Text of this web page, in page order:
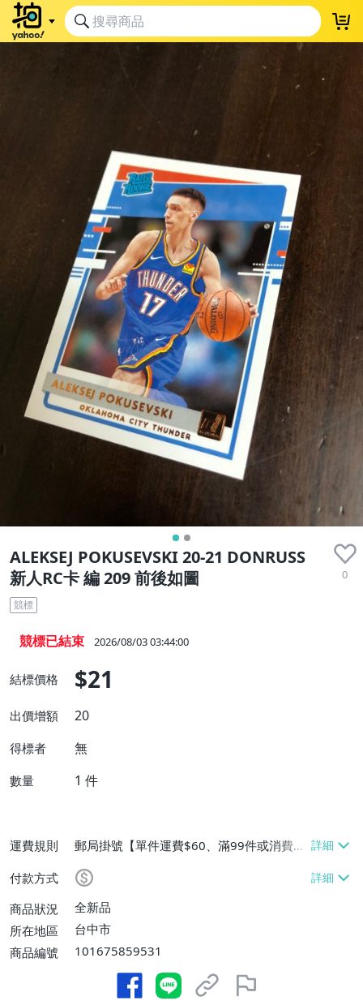
ALEKSEJ POKUSEVSKI 20-21 DONRUSS
新人RC卡 編 209 前後如圖
0
競標
競標已結束 2026/08/03 03:44:00
結標價格 $21
出價增額 20
得標者 無
數量 1 件
運費規則
郵局掛號【單件運費$60、滿99件或消費滿
$9999免運費】
付款方式
商品狀況
全新品
所在地區
台中市
商品編號
101675859531